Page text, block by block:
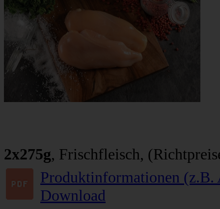
2x275g, Frischfleisch,
Produktinformationen
Download